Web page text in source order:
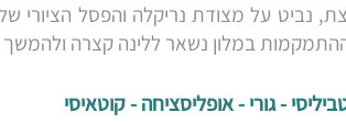
נביט על מצודת נריקלה והפסל
במלון נשאר ללינה קצרה